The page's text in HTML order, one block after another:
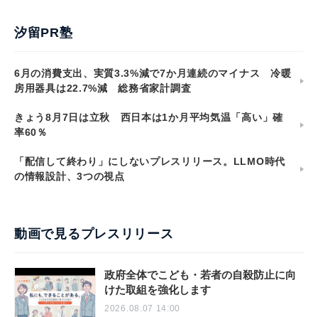
汐留PR塾
6月の消費支出、実質3.3%減で7か月連続のマイナス 冷暖
房用器具は22.7%減 総務省家計調査
きょう8月7日は立秋 西日本は1か月平均気温「高い」確
率60％
「配信して終わり」にしないプレスリリース。LLMO時代
の情報設計、3つの視点
動画で見るプレスリリース
政府全体でこども・若者の自殺防止に向
けた取組を強化します
2026.08.07 14:00